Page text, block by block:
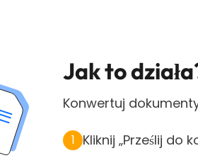
Jak to
Konwertuj
1 Kliknij „Prześlij do